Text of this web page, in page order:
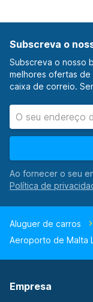
Subscreva o
Subscreva o nosso
melhores ofertas de
caixa de correio.
Ao fornecer o seu
Aluguer de carros
Aeroporto de Malta
Empresa